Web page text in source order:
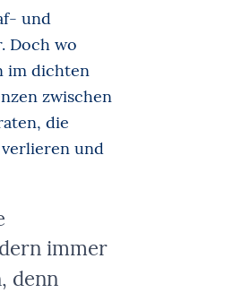
und
Doch wo
im dichten
zwischen
die
und
immer
denn